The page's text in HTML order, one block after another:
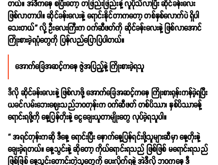
တယ်။ အဲဒီကနေ စပြီးတော့ တဖြည်းဖြည်းနဲ့ လူပိုသိလာပြီး ဆိုင်ခန်းလေး
ဖြစ်လာတာပါ။ ဆိုင်ခန်းလေးနဲ့ ရောင်းနိုင်တာကတော့ တစ်နှစ်လောက်ပဲ ရှိပါ
သေးတယ်” လို့ ဦးလေးကြီးက ဝက်ဆီဖတ်ကို ဆိုင်ခန်းလေးနဲ့ ဖြစ်လာအောင်
ကြိုးစားခဲ့ရပုံတွေကို ပြန်လည်ပြောပြပါတယ်။
အောက်ခြေအဆင့်ကနေ ဇွဲအပြည့်နဲ့ ကြိုးစားခဲ့ရသူ
ဒီလို ဆိုင်ခန်းလေးနဲ့ ဖြစ်လာဖို့ အောက်ခြေအဆင့်ကနေ ကြိုးစားရုန်းကန်ခဲ့ရပြီး
ယခင်လမ်းဘေးဈေးသည်ဘဝတုန်းက ဝက်ဆီဖတ် တစ်ပိဿာ၊ နှစ်ပိဿာခန့်
ရောင်းရဖို့ကို နေ့ပြန်တိုးနဲ့ ငွေချေးယူတာမျိုးတွေ လုပ်ခဲ့ရသူပါ။
“အရင်တုန်းကဆို ဒီနေ့ ရောင်းပြီး နောက်နေ့ပြန်ရင်းဖို့သူများဆီမှာ နေ့တိုးနဲ့
ချေးခဲ့ရတယ်။ နေ့သွင်းနဲ့ ဆိုတော့ ကိုယ်ရောင်းရသည် ဖြစ်ဖြစ် မရောင်းရသည်
ဖြစ်ဖြစ် နေ့သွင်းတောင်းတဲ့သူတွေကို ပေးလိုက်ရနဲ့ အဲဒီလို ဘဝကနေ ဒီ